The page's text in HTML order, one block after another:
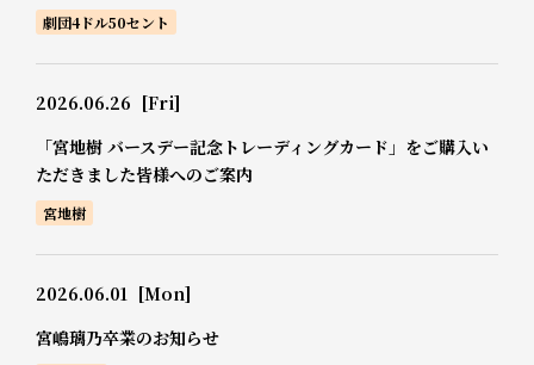
劇団4ドル50セント
2026.06.26 [Fri]
「宮地樹 バースデー記念トレーディングカード」をご購入い
ただきました皆様へのご案内
宮地樹
2026.06.01 [Mon]
宮嶋璃乃卒業のお知らせ